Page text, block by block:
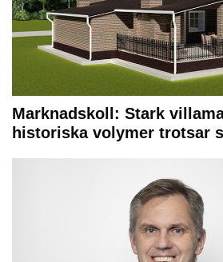
Marknadskoll: Stark
historiska volymer trotsar